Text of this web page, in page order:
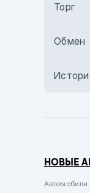
Торг
Обмен
НОВЫЕ
Автомобили